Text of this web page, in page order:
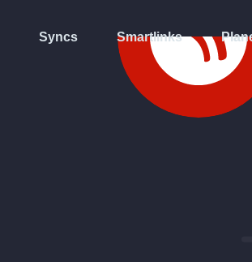
Syncs Smartlinks